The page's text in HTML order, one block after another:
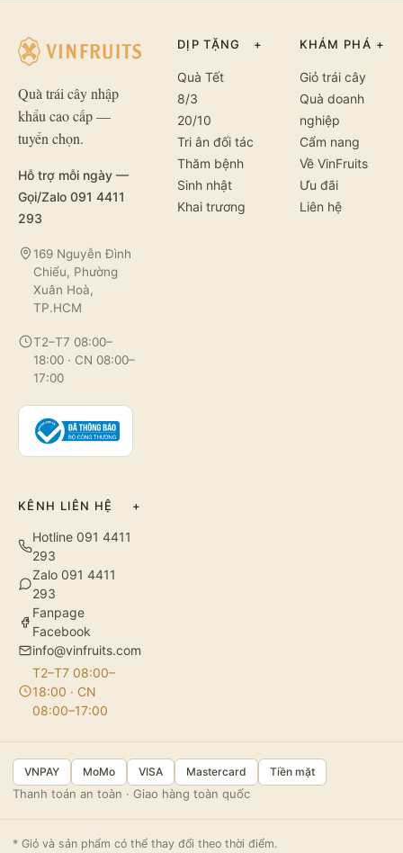
Quà trái cây nhập
khẩu cao cấp —
tuyển chọn.
Hỗ trợ mỗi ngày —
Gọi/Zalo 091 4411
293
169 Nguyễn Đình
Chiểu, Phường
Xuân Hoà,
TP.HCM
T2–T7 08:00–
18:00 · CN 08:00–
17:00
DỊP TẶNG +
Quà Tết
8/3
20/10
Tri ân đối tác
Thăm bệnh
Sinh nhật
Khai trương
KHÁM PHÁ +
Giỏ trái cây
Quà doanh
nghiệp
Cẩm nang
Về VinFruits
Ưu đãi
Liên hệ
KÊNH LIÊN HỆ +
Hotline 091 4411
293
Zalo 091 4411
293
Fanpage
Facebook
info@vinfruits.com
T2–T7 08:00–
18:00 · CN
08:00–17:00
VNPAY MoMo VISA Mastercard Tiền mặt
Thanh toán an toàn · Giao hàng toàn quốc
* Giỏ và sản phẩm có thể thay đổi theo thời điểm.